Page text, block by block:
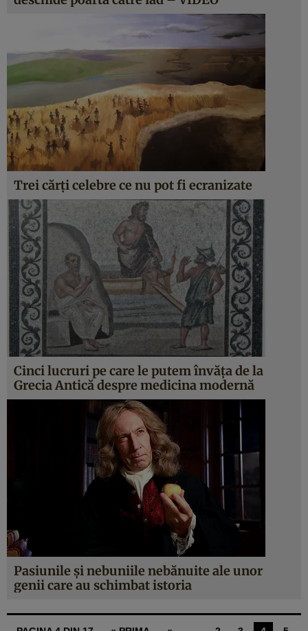
Trei cărţi celebre ce nu pot fi ecranizate
Cinci lucruri pe care le putem învăţa de la
Grecia Antică despre medicina modernă
Pasiunile şi nebuniile nebănuite ale unor
genii care au schimbat istoria